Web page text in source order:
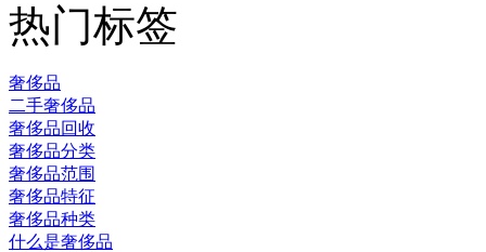
热门标签
奢侈品
二手奢侈品
奢侈品回收
奢侈品分类
奢侈品范围
奢侈品特征
奢侈品种类
什么是奢侈品